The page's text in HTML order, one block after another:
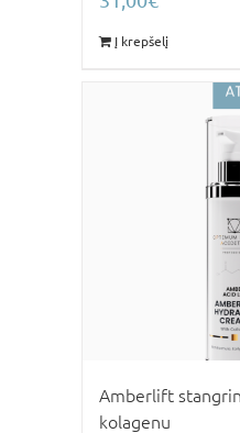
Į krepšelį
Amberlift
kolagenu